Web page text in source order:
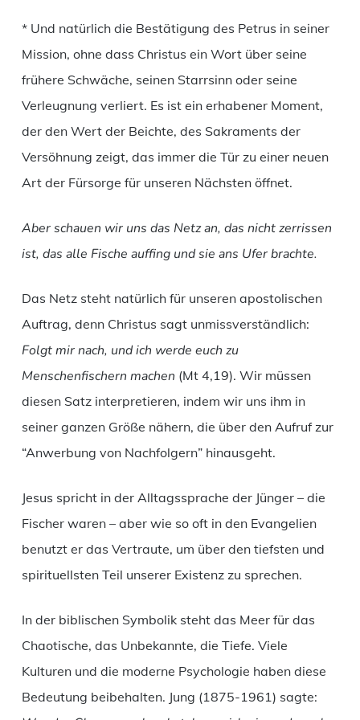
* Und natürlich die Bestätigung des Petrus in seiner
Mission, ohne dass Christus ein Wort über seine
frühere Schwäche, seinen Starrsinn oder seine
Verleugnung verliert. Es ist ein erhabener Moment,
der den Wert der Beichte, des Sakraments der
Versöhnung zeigt, das immer die Tür zu einer neuen
Art der Fürsorge für unseren Nächsten öffnet.
Aber schauen wir uns das Netz an, das nicht zerrissen
ist, das alle Fische auffing und sie ans Ufer brachte.
Das Netz steht natürlich für unseren apostolischen
Auftrag, denn Christus sagt unmissverständlich:
Folgt mir nach, und ich werde euch zu
Menschenfischern machen (Mt 4,19). Wir müssen
diesen Satz interpretieren, indem wir uns ihm in
seiner ganzen Größe nähern, die über den Aufruf zur
“Anwerbung von Nachfolgern” hinausgeht.
Jesus spricht in der Alltagssprache der Jünger – die
Fischer waren – aber wie so oft in den Evangelien
benutzt er das Vertraute, um über den tiefsten und
spirituellsten Teil unserer Existenz zu sprechen.
In der biblischen Symbolik steht das Meer für das
Chaotische, das Unbekannte, die Tiefe. Viele
Kulturen und die moderne Psychologie haben diese
Bedeutung beibehalten. Jung (1875-1961) sagte: